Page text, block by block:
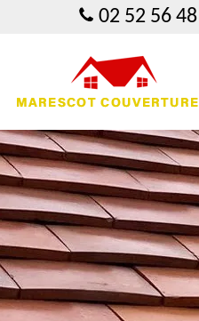
02 52 56